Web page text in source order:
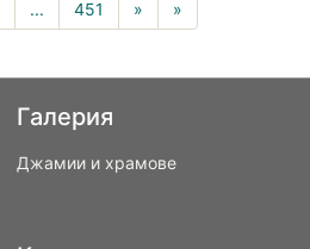
... 451 » »
Галерия
Джамии и храмове